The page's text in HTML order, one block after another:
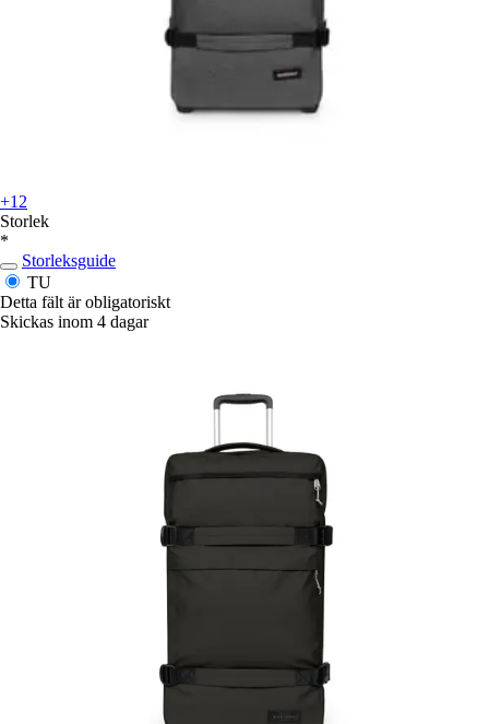
+12
Storlek
*
Storleksguide
TU
Detta fält är obligatoriskt
Skickas inom 4 dagar